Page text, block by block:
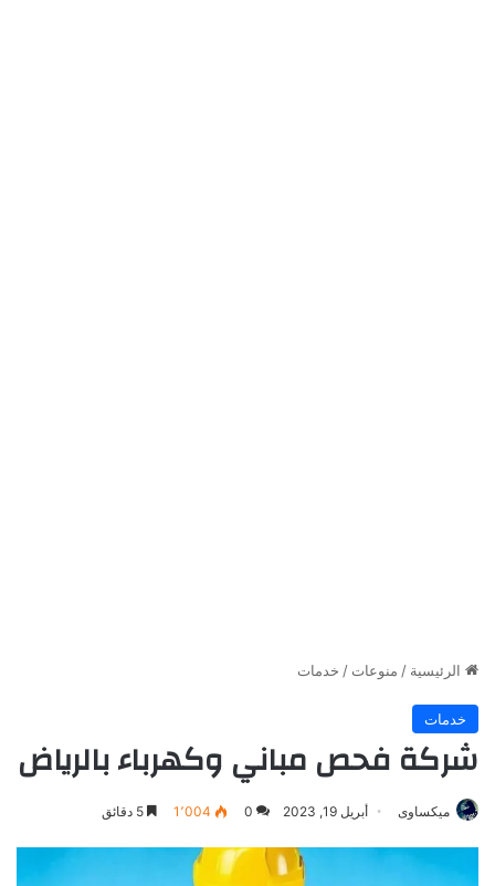
الرئيسية / منوعات / خدمات
خدمات
شركة فحص مباني وكهرباء بالرياض
ميكساوى أبريل 19, 2023 0 1٬004